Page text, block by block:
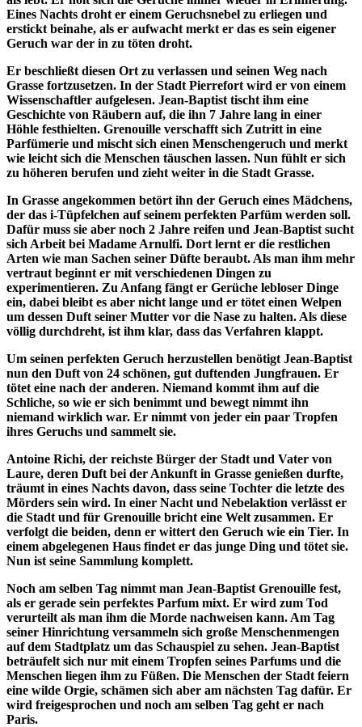
Eines Nachts droht er einem Geruchsnebel zu erliegen und
erstickt beinahe, als er aufwacht merkt er das es sein eigener
Geruch war der in zu töten droht.
Er beschließt diesen Ort zu verlassen und seinen Weg nach
Grasse fortzusetzen. In der Stadt Pierrefort wird er von einem
Wissenschaftler aufgelesen. Jean-Baptist tischt ihm eine
Geschichte von Räubern auf, die ihn 7 Jahre lang in einer
Höhle festhielten. Grenouille verschafft sich Zutritt in eine
Parfümerie und mischt sich einen Menschengeruch und merkt
wie leicht sich die Menschen täuschen lassen. Nun fühlt er sich
zu höheren berufen und zieht weiter in die Stadt Grasse.
In Grasse angekommen betört ihn der Geruch eines Mädchens,
der das i-Tüpfelchen auf seinem perfekten Parfüm werden soll.
Dafür muss sie aber noch 2 Jahre reifen und Jean-Baptist sucht
sich Arbeit bei Madame Arnulfi. Dort lernt er die restlichen
Arten wie man Sachen seiner Düfte beraubt. Als man ihm mehr
vertraut beginnt er mit verschiedenen Dingen zu
experimentieren. Zu Anfang fängt er Gerüche lebloser Dinge
ein, dabei bleibt es aber nicht lange und er tötet einen Welpen
um dessen Duft seiner Mutter vor die Nase zu halten. Als diese
völlig durchdreht, ist ihm klar, dass das Verfahren klappt.
Um seinen perfekten Geruch herzustellen benötigt Jean-Baptist
nun den Duft von 24 schönen, gut duftenden Jungfrauen. Er
tötet eine nach der anderen. Niemand kommt ihm auf die
Schliche, so wie er sich benimmt und bewegt nimmt ihn
niemand wirklich war. Er nimmt von jeder ein paar Tropfen
ihres Geruchs und sammelt sie.
Antoine Richi, der reichste Bürger der Stadt und Vater von
Laure, deren Duft bei der Ankunft in Grasse genießen durfte,
träumt in eines Nachts davon, dass seine Tochter die letzte des
Mörders sein wird. In einer Nacht und Nebelaktion verlässt er
die Stadt und für Grenouille bricht eine Welt zusammen. Er
verfolgt die beiden, denn er wittert den Geruch wie ein Tier. In
einem abgelegenen Haus findet er das junge Ding und tötet sie.
Nun ist seine Sammlung komplett.
Noch am selben Tag nimmt man Jean-Baptist Grenouille fest,
als er gerade sein perfektes Parfum mixt. Er wird zum Tod
verurteilt als man ihm die Morde nachweisen kann. Am Tag
seiner Hinrichtung versammeln sich große Menschenmengen
auf dem Stadtplatz um das Schauspiel zu sehen. Jean-Baptist
beträufelt sich nur mit einem Tropfen seines Parfums und die
Menschen liegen ihm zu Füßen. Die Menschen der Stadt feiern
eine wilde Orgie, schämen sich aber am nächsten Tag dafür. Er
wird freigesprochen und noch am selben Tag geht er nach
Paris.